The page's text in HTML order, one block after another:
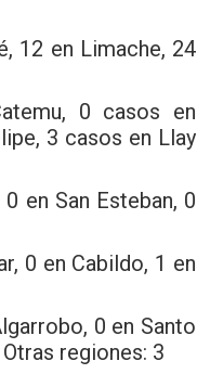
12 en Limache, 24
0 casos en
3 casos en Llay
en San Esteban, 0
0 en Cabildo, 1 en
0 en Santo
Otras regiones: 3